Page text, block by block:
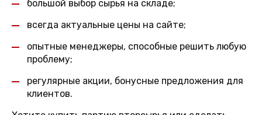
большой выбор сырья на складе;
всегда актуальные цены на сайте;
опытные менеджеры, способные решить любую
проблему;
регулярные акции, бонусные предложения для
клиентов.